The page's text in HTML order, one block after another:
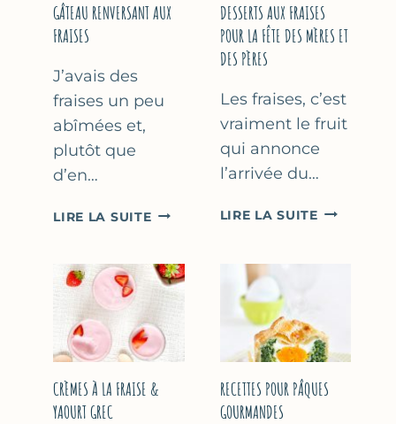
GÂTEAU RENVERSANT AUX
FRAISES
J’avais des
fraises un peu
abîmées et,
plutôt que
d’en…
LIRE LA SUITEGÂTEAU
FRAISES
DESSERTS AUX FRAISES
POUR LA FÊTE DES MÈRES ET
DES PÈRES
Les fraises, c’est
vraiment le fruit
qui annonce
l’arrivée du…
LIRE LA SUITEDESSERTS
DES
MÈRES
DES
CRÈMES À LA FRAISE &
YAOURT GREC
RECETTES POUR PÂQUES
GOURMANDES